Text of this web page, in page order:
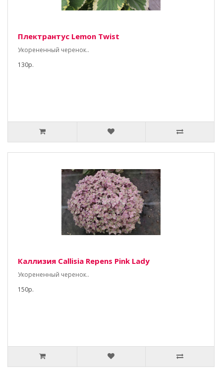
Плектрантус Lemon Twist
Укорененный черенок..
130р.
Каллизия Callisia Repens Pink Lady
Укорененный черенок..
150р.